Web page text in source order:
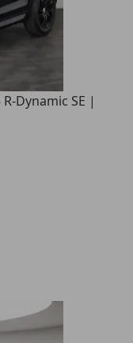
R-Dynamic SE |